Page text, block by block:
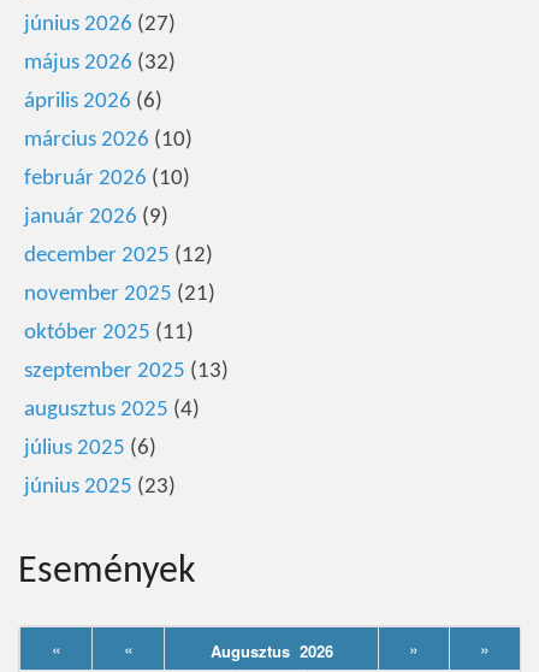
június 2026 (27)
május 2026 (32)
április 2026 (6)
március 2026 (10)
február 2026 (10)
január 2026 (9)
december 2025 (12)
november 2025 (21)
október 2025 (11)
szeptember 2025 (13)
augusztus 2025 (4)
július 2025 (6)
június 2025 (23)
Események
« « Augusztus 2026 » »